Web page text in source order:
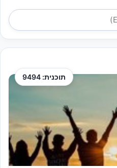
תוכנית: 9494